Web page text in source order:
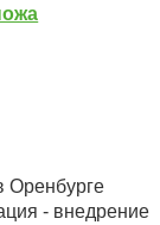
Оренбурге
- внедрение